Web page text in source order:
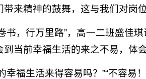
带来精神的鼓舞，这与我们对岗
书，行万里路”，高一二班盛佳
到当前幸福生活的来之不易，体
幸福生活来得容易吗？”“不容